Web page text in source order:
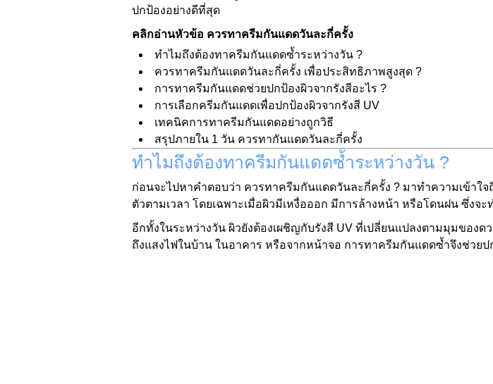
ปกป้องอย่างดีที่สุด
คลิกอ่านหัวข้อ ควรทาครีมกันแดดวันละกี่ครั้ง
ทำไมถึงต้องทาครีมกันแดดซ้ำระหว่างวัน ?
ควรทาครีมกันแดดวันละกี่ครั้ง เพื่อประสิทธิภาพสูงสุด ?
การทาครีมกันแดดช่วยปกป้องผิวจากรังสีอะไร ?
การเลือกครีมกันแดดเพื่อปกป้องผิวจากรังสี UV
เทคนิคการทาครีมกันแดดอย่างถูกวิธี
สรุปภายใน 1 วัน ควรทากันแดดวันละกี่ครั้ง
ทำไมถึงต้องทาครีมกันแดดซ้ำระหว่างวัน ?
ก่อนจะไปหาคำตอบว่า ควรทาครีมกันแดดวันละกี่ครั้ง ? มาทำความเข้าใ
ตัวตามเวลา โดยเฉพาะเมื่อผิวมีเหงื่อออก มีการล้างหน้า หรือโดนฝน ซึ่งจ
อีกทั้งในระหว่างวัน ผิวยังต้องเผชิญกับรังสี UV ที่เปลี่ยนแปลงตามมุมของ
ถึงแสงไฟในบ้าน ในอาคาร หรือจากหน้าจอ การทาครีมกันแดดซ้ำจึงช่วยป